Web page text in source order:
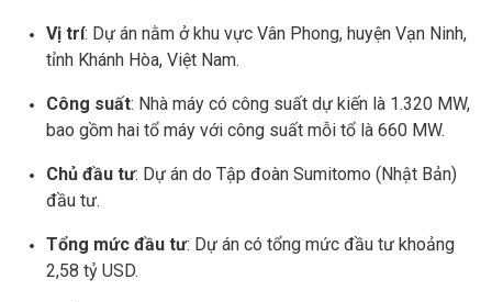
Vị trí: Dự án nằm ở khu vực Vân Phong, huyện Vạn Ninh,
tỉnh Khánh Hòa, Việt Nam.
Công suất: Nhà máy có công suất dự kiến là 1.320 MW,
bao gồm hai tổ máy với công suất mỗi tổ là 660 MW.
Chủ đầu tư: Dự án do Tập đoàn Sumitomo (Nhật Bản)
đầu tư.
Tổng mức đầu tư: Dự án có tổng mức đầu tư khoảng
2,58 tỷ USD.